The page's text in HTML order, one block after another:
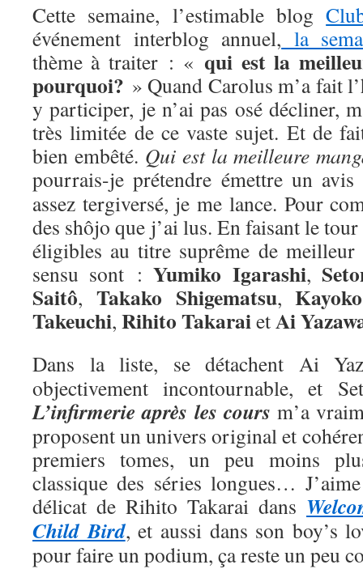
Cette semaine, l’estimable blog
événement interblog annuel, la
thème à traiter : « qui est la
pourquoi? » Quand Carolus m’a fait
y participer, je n’ai pas osé décliner,
très limitée de ce vaste sujet. Et de
bien embêté. Qui est la meilleure
pourrais-je prétendre émettre un
assez tergiversé, je me lance. Pour
des shôjo que j’ai lus. En faisant le tour
éligibles au titre suprême de
sensu sont :Yumiko Igarashi,
Saitô, Takako Shigematsu,Kayoko
Takeuchi, Rihito TakaraietAi
Dans la liste, se détachent Ai
objectivement incontournable, et
L’infirmerie après les cours m’a
proposent un univers original et
premiers tomes, un peu moins
classique des séries longues…
délicat de Rihito Takarai dans
Child Bird, et aussi dans son boy’s
pour faire un podium, ça reste un peu